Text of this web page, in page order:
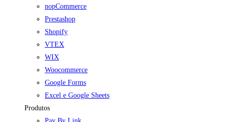
nopCommerce
Prestashop
Shopify
VTEX
WIX
Woocommerce
Google Forms
Excel e Google Sheets
Produtos